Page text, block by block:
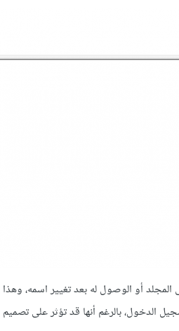
أو الوصول له بعد تغيير اسمه،
بالرغم أنها قد تؤثر على تصميم